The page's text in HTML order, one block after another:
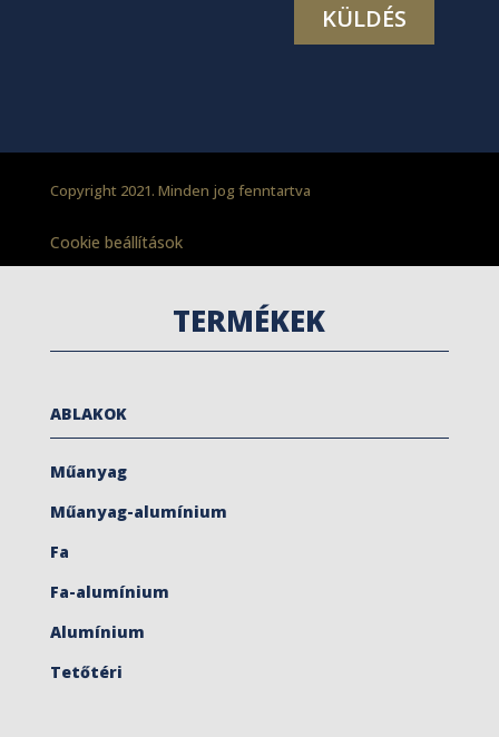
Copyright 2021. Minden jog fenntartva
Cookie beállítások
TERMÉKEK
ABLAKOK
Műanyag
Műanyag-alumínium
Fa
Fa-alumínium
Alumínium
Tetőtéri